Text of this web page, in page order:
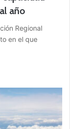
año
Regional
en el que